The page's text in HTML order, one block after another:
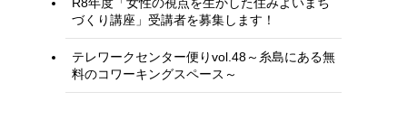
づくり講座」受講者を募集します！
テレワークセンター便りvol.48～糸島にある無
料のコワーキングスペース～